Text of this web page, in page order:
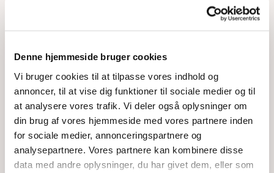
Denne hjemmeside bruger cookies
Vi bruger cookies til at tilpasse vores indhold og
annoncer, til at vise dig funktioner til sociale medier og til
at analysere vores trafik. Vi deler også oplysninger om
din brug af vores hjemmeside med vores partnere inden
for sociale medier, annonceringspartnere og
analysepartnere. Vores partnere kan kombinere disse
data med andre oplysninger, du har givet dem, eller som
KONTAKT
Margareta Bærentzen
PA og HR
+45 7026 1828
mab@dendanskekirke.dk